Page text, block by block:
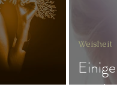
Weisheit